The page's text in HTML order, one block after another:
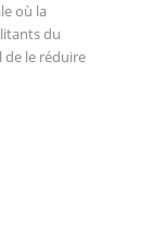
où la
du
le réduire